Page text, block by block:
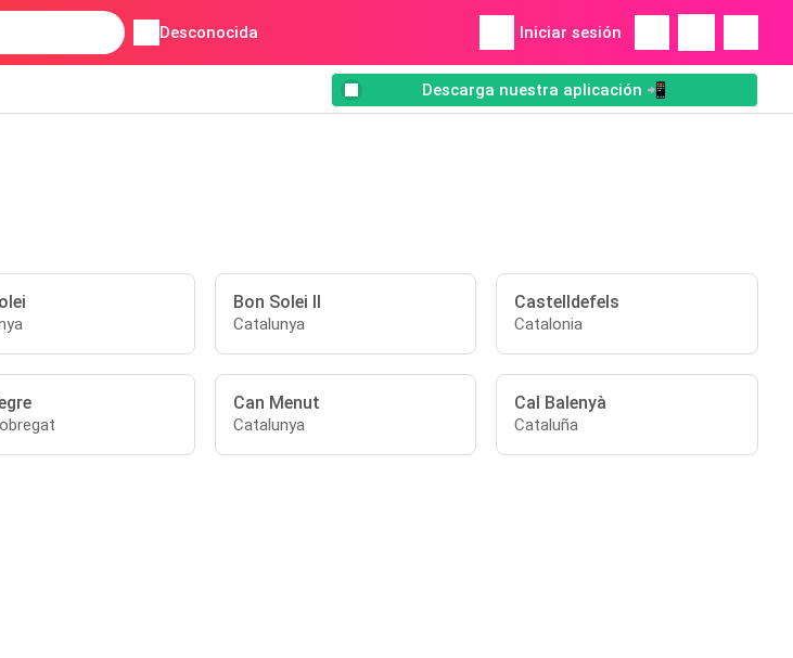
Desconocida Iniciar sesión
Descarga nuestra aplicación 📲
Bon Solei II
Catalunya
Castelldefels
Catalonia
Can Menut
Catalunya
Cal Balenyà
Cataluña